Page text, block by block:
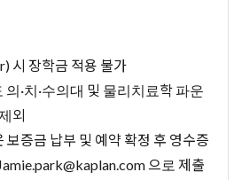
시 장학금 적용 불가
·치·수의대 및 물리치료학 파운
외
보증금 납부 및 예약 확정 후 영수증
으로 제출